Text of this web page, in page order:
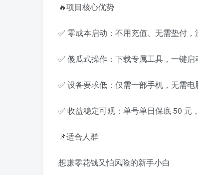
🔥项目核心优势
✅ 零成本启动：不用充值、无需垫付
✅ 傻瓜式操作：下载专属工具，一键
✅ 设备要求低：仅需一部手机，无需
✅ 收益稳定可观：单号单日保底 50 元
📌适合人群
想赚零花钱又怕风险的新手小白